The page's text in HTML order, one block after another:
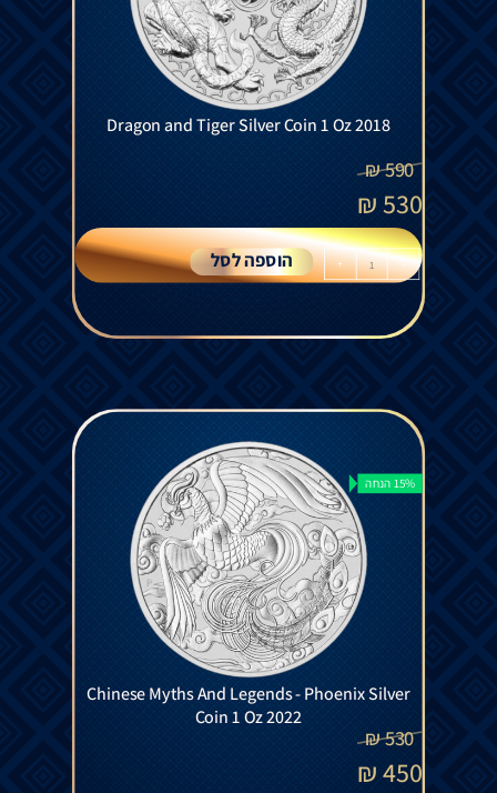
Dragon and Tiger Silver Coin 1 Oz 2018
590
₪
530
₪
-
+ הוספה לסל
15% הנחה
Chinese Myths And Legends - Phoenix Silver
Coin 1 Oz 2022
530
₪
450
₪